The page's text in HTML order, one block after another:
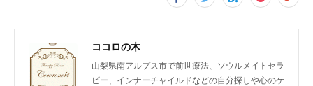
ココロの木
山梨県南アルプス市で前世療法、ソウルメイトセラ
ピー、インナーチャイルドなどの自分探しや心のケ